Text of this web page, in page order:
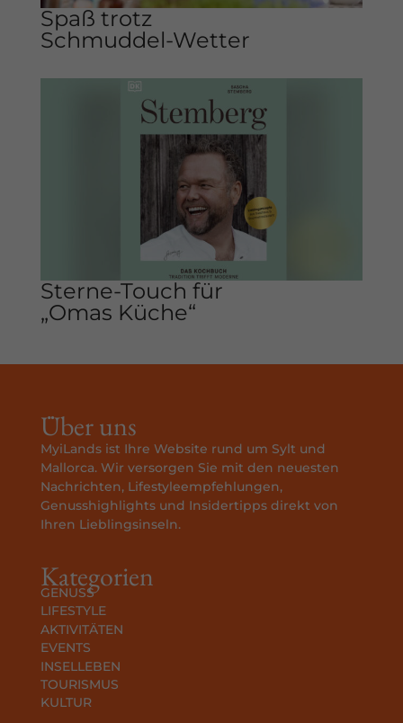
Spaß trotz
Schmuddel-Wetter
Sterne-Touch für
„Omas Küche“
Über uns
MyiLands ist Ihre Website rund um Sylt und
Mallorca. Wir versorgen Sie mit den neuesten
Nachrichten, Lifestyleempfehlungen,
Genusshighlights und Insidertipps direkt von
Ihren Lieblingsinseln.
Kategorien
GENUSS
LIFESTYLE
AKTIVITÄTEN
EVENTS
INSELLEBEN
TOURISMUS
KULTUR